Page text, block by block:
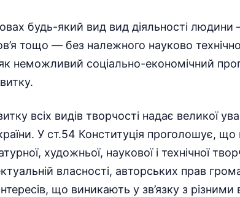
будь-який вид вид діяльності
тощо — без належного науково
неможливий соціально-економічний
всіх видів творчості надає великої
У ст.54 Конституція проголошує,
художньої, наукової і технічної
власності, авторських прав
що виникають у зв’язку з різними